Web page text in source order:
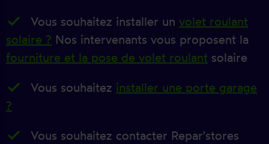
Vous souhaitez installer un volet roulant
solaire ? Nos intervenants vous proposent la
fourniture et la pose de volet roulant solaire
Vous souhaitez installer une porte garage
?
Vous souhaitez contacter Repar'stores